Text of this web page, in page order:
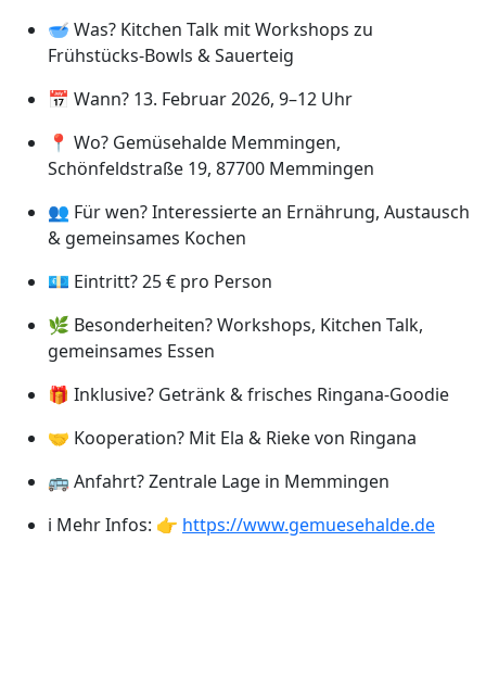
🥣 Was? Kitchen Talk mit Workshops zu
Frühstücks-Bowls & Sauerteig
📅 Wann? 13. Februar 2026, 9–12 Uhr
📍 Wo? Gemüsehalde Memmingen,
Schönfeldstraße 19, 87700 Memmingen
👥 Für wen? Interessierte an Ernährung, Austausch
& gemeinsames Kochen
💶 Eintritt? 25 € pro Person
🌿 Besonderheiten? Workshops, Kitchen Talk,
gemeinsames Essen
🎁 Inklusive? Getränk & frisches Ringana-Goodie
🤝 Kooperation? Mit Ela & Rieke von Ringana
🚌 Anfahrt? Zentrale Lage in Memmingen
ℹ️ Mehr Infos: 👉 https://www.gemuesehalde.de